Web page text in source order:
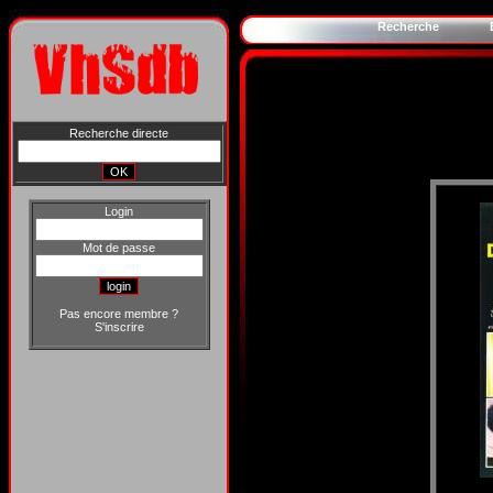
Recherche directe
Login
Mot de passe
Pas encore membre ?
S'inscrire
Recherche